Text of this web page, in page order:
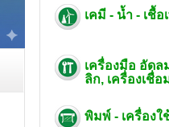
เคมี - น้ำ - เชื้
เครื่องมือ อัดล
ลิก, เครื่องเชื่อ
พิมพ์ - เครื่องใ